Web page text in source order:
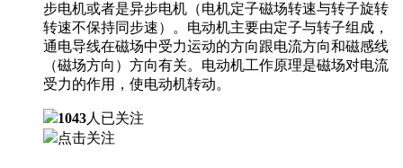
步电机或者是异步电机（电机定子磁场转速与转子旋转
转速不保持同步速）。电动机主要由定子与转子组成，
通电导线在磁场中受力运动的方向跟电流方向和磁感线
（磁场方向）方向有关。电动机工作原理是磁场对电流
受力的作用，使电动机转动。
1043人已关注
点击关注